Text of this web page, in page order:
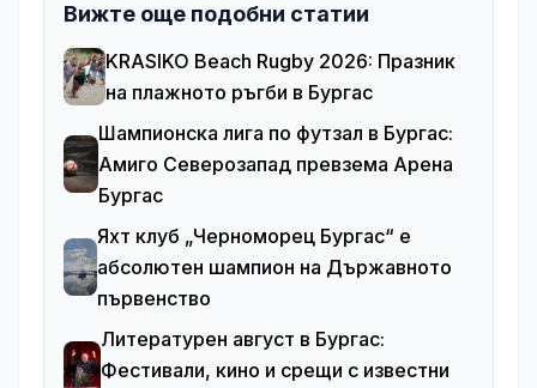
Вижте още подобни статии
KRASIKO Beach Rugby 2026: Празник
на плажното ръгби в Бургас
Шампионска лига по футзал в Бургас:
Амиго Северозапад превзема Арена
Бургас
Яхт клуб „Черноморец Бургас“ е
абсолютен шампион на Държавното
първенство
Литературен август в Бургас:
Фестивали, кино и срещи с известни